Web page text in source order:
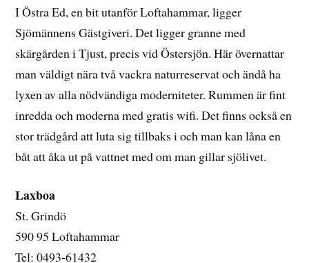
I Östra Ed, en bit utanför Loftahammar, ligger
Sjömännens Gästgiveri. Det ligger granne med
skärgården i Tjust, precis vid Östersjön. Här övernattar
man väldigt nära två vackra naturreservat och ändå ha
lyxen av alla nödvändiga moderniteter. Rummen är fint
inredda och moderna med gratis wifi. Det finns också en
stor trädgård att luta sig tillbaks i och man kan låna en
båt att åka ut på vattnet med om man gillar sjölivet.
Laxboa
St. Grindö
590 95 Loftahammar
Tel: 0493-61432